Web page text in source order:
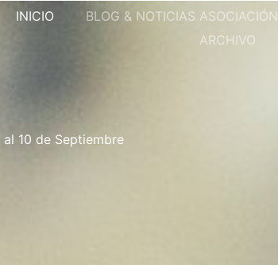
INICIO BLOG & NOTICIAS ASOCIACIÓN
ARCHIVO
10 de Septiembre